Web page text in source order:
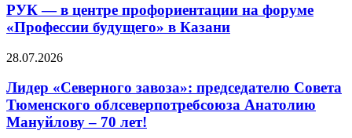
РУК — в центре профориентации на форуме
«Профессии будущего» в Казани
28.07.2026
Лидер «Северного завоза»: председателю Совета
Тюменского облсеверпотребсоюза Анатолию
Мануйлову – 70 лет!